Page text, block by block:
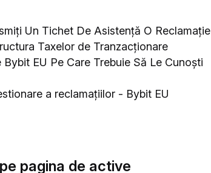
Un Tichet De Asistență O Reclamație
Taxelor de Tranzacționare
Bybit EU Pe Care Trebuie Să Le Cunoști
a reclamațiilor - Bybit EU
pagina de active